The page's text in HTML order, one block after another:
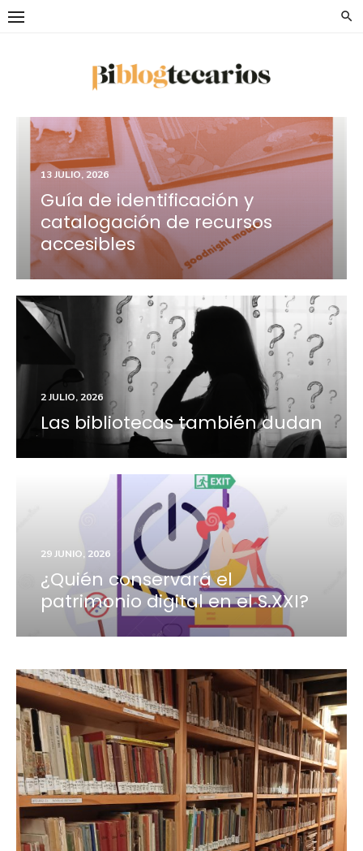
Saltar
13 JULIO, 2026
Guía de identificación y
catalogación de recursos
accesibles
2 JULIO, 2026
Las bibliotecas también dudan
29 JUNIO, 2026
¿Quién conservará el
patrimonio digital en el S.XXI?